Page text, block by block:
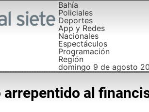
Bahía
Policiales
Deportes
App y Redes
Nacionales
Espectáculos
Programación
Región
domingo 9 de agosto
al